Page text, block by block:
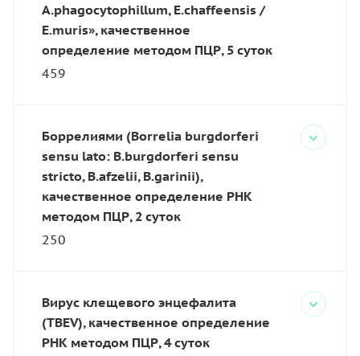
A.phagocytophillum, E.chaffeensis /
E.muris», качественное
определение методом ПЦР, 5 суток
459
Боррелиями (Borrelia burgdorferi
sensu lato: B.burgdorferi sensu
stricto, B.afzelii, B.garinii),
качественное определение РНК
методом ПЦР, 2 суток
250
Вирус клещевого энцефалита
(TBEV), качественное определение
РНК методом ПЦР, 4 суток